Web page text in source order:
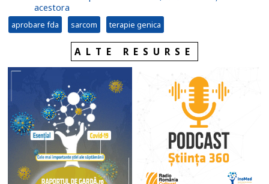
acestora
aprobare fda sarcom terapie genica
ALTE RESURSE